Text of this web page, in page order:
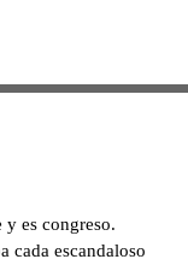
es congreso.
cada escandaloso